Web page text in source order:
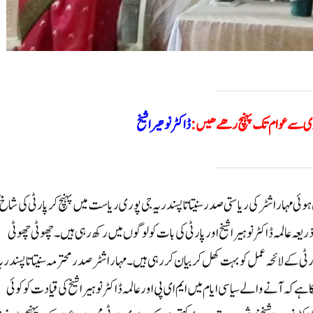
سے عوام تک پہنچ رھے ھیں:ڈاکٹر نوھیرا شیخ
مہاراشٹر کی ریاستی صدر سنیتا تاپسندریہ جی پوری ریاست میں پہنچ کر پارٹی کی
ڈاکٹر نوہیرا شیخ اور پارٹی کی بات کو لوگوں میں رکھ رہی ہیں۔ چھوٹی چھوٹی
کے لائحہ عمل کو بہت کھل کر بیان کر رہی ہیں۔ مہاراشٹر صدر محترمہ سنیتا
والے سیاسی ایام میں ایم ای پی اور عالمہ ڈاکٹر نوہیرا شیخ کی قیادت کو کوئی